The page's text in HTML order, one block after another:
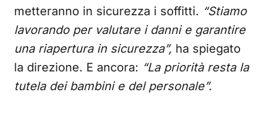
metteranno in sicurezza i soffitti. “Stiamo
lavorando per valutare i danni e garantire
una riapertura in sicurezza”, ha spiegato
la direzione. E ancora: “La priorità resta la
tutela dei bambini e del personale”.